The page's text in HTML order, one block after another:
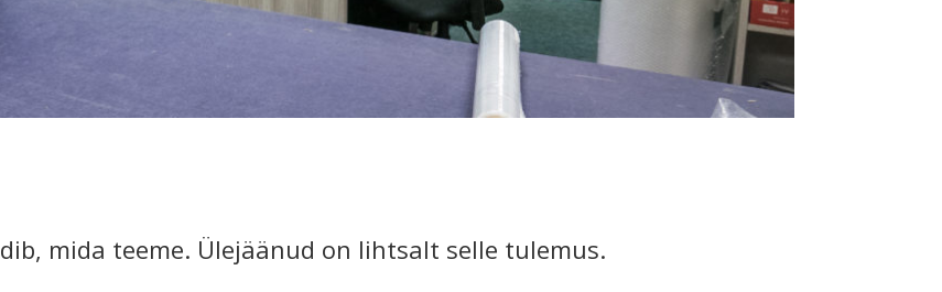
mida teeme. Ülejäänud on lihtsalt selle tulemus.